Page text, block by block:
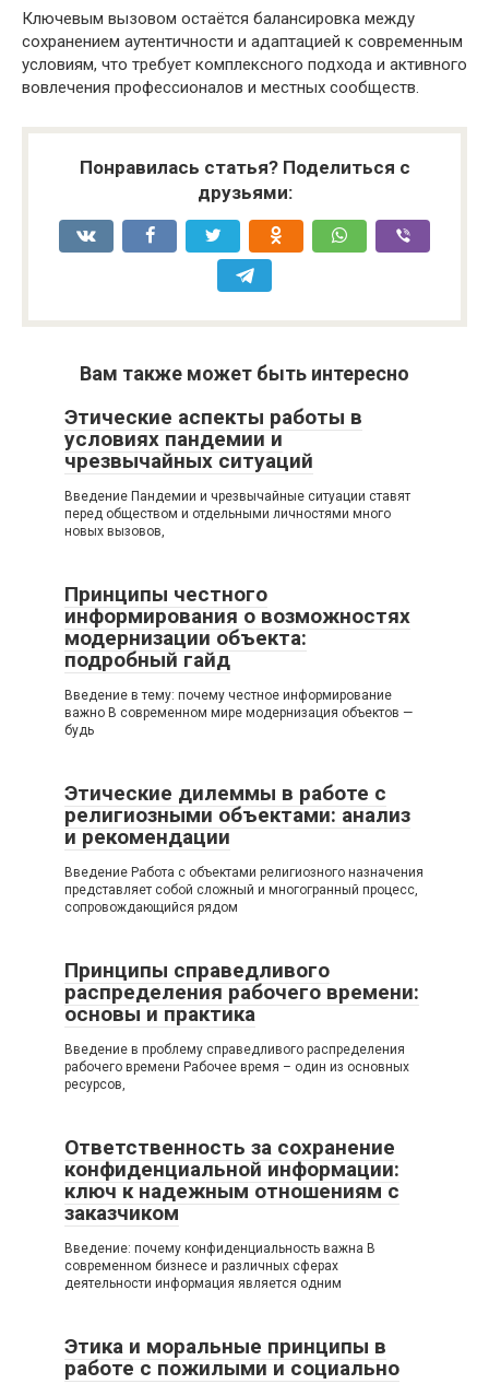
Ключевым вызовом остаётся балансировка между
сохранением аутентичности и адаптацией к современным
условиям, что требует комплексного подхода и активного
вовлечения профессионалов и местных сообществ.
Понравилась статья? Поделиться с
друзьями:
Вам также может быть интересно
Этические аспекты работы в
условиях пандемии и
чрезвычайных ситуаций
Введение Пандемии и чрезвычайные ситуации ставят
перед обществом и отдельными личностями много
новых вызовов,
Принципы честного
информирования о возможностях
модернизации объекта:
подробный гайд
Введение в тему: почему честное информирование
важно В современном мире модернизация объектов —
будь
Этические дилеммы в работе с
религиозными объектами: анализ
и рекомендации
Введение Работа с объектами религиозного назначения
представляет собой сложный и многогранный процесс,
сопровождающийся рядом
Принципы справедливого
распределения рабочего времени:
основы и практика
Введение в проблему справедливого распределения
рабочего времени Рабочее время – один из основных
ресурсов,
Ответственность за сохранение
конфиденциальной информации:
ключ к надежным отношениям с
заказчиком
Введение: почему конфиденциальность важна В
современном бизнесе и различных сферах
деятельности информация является одним
Этика и моральные принципы в
работе с пожилыми и социально